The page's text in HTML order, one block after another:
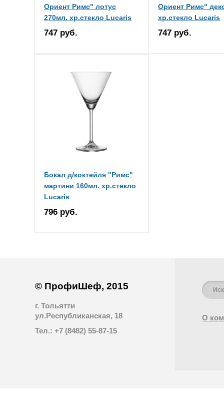
Ориент Римс" лотус
270мл. хр.стекло Lucaris
747 руб.
Ориент Римс"
хр.стекло Lucaris
747 руб.
Бокал д/коктейля "Римс"
мартини 160мл. хр.стекло
Lucaris
796 руб.
© ПрофиШеф, 2015
г. Тольятти
ул.Республиканская, 18
Тел.: +7 (8482) 55-87-15
О